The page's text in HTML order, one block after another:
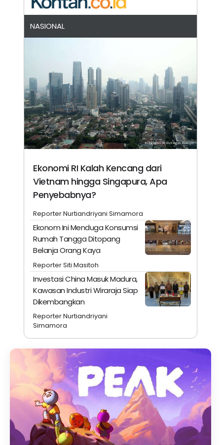
NASIONAL
Ekonomi RI Kalah Kencang dari
Vietnam hingga Singapura, Apa
Penyebabnya?
Reporter Nurtiandriyani Simamora
Ekonom Ini Menduga Konsumsi
Rumah Tangga Ditopang
Belanja Orang Kaya
Reporter Siti Masitoh
Investasi China Masuk Madura,
Kawasan Industri Wiraraja Siap
Dikembangkan
Reporter Nurtiandriyani
Simamora